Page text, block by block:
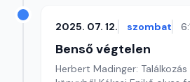
2025. 07. 12. szombat
Benső végtelen
Herbert Madinger: